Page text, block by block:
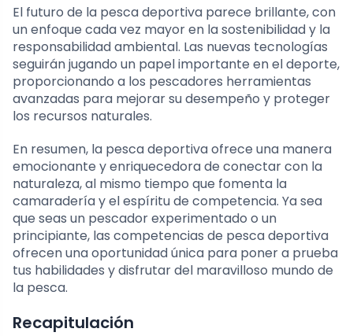
El futuro de la pesca deportiva parece brillante, con
un enfoque cada vez mayor en la sostenibilidad y la
responsabilidad ambiental. Las nuevas tecnologías
seguirán jugando un papel importante en el deporte,
proporcionando a los pescadores herramientas
avanzadas para mejorar su desempeño y proteger
los recursos naturales.
En resumen, la pesca deportiva ofrece una manera
emocionante y enriquecedora de conectar con la
naturaleza, al mismo tiempo que fomenta la
camaradería y el espíritu de competencia. Ya sea
que seas un pescador experimentado o un
principiante, las competencias de pesca deportiva
ofrecen una oportunidad única para poner a prueba
tus habilidades y disfrutar del maravilloso mundo de
la pesca.
Recapitulación